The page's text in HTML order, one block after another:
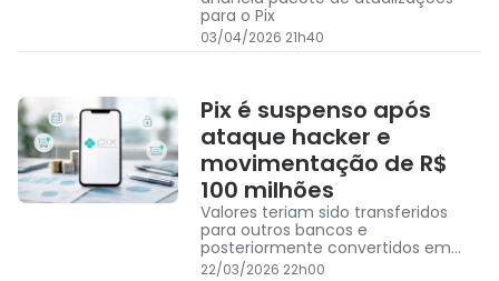
para o Pix
03/04/2026 21h40
Pix é suspenso após
ataque hacker e
movimentação de R$
100 milhões
Valores teriam sido transferidos
para outros bancos e
posteriormente convertidos em
criptmoedas
22/03/2026 22h00